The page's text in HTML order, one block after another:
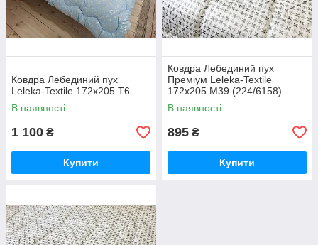
Ковдра Лебединий пух
Leleka-Textile 172х205 Т6
В наявності
1 100 ₴
Купити
Ковдра Лебединий пух
Преміум Leleka-Textile
172х205 М39 (224/6158)
В наявності
895 ₴
Купити